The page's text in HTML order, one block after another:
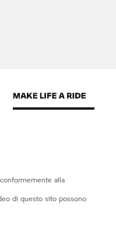
alla
di questo sito possono